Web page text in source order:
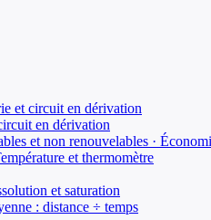
et circuit en dérivation
en dérivation
et non renouvelables ·
et thermomètre
et saturation
: distance ÷ temps